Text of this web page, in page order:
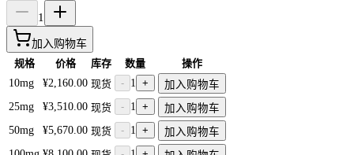
1
加入购物车
规格 价格 库存 数量
操作
10mg
¥2,160.00 现货 - 1 +
加入购物车
25mg
¥3,510.00 现货 - 1 +
加入购物车
50mg
¥5,670.00 现货 - 1 +
加入购物车